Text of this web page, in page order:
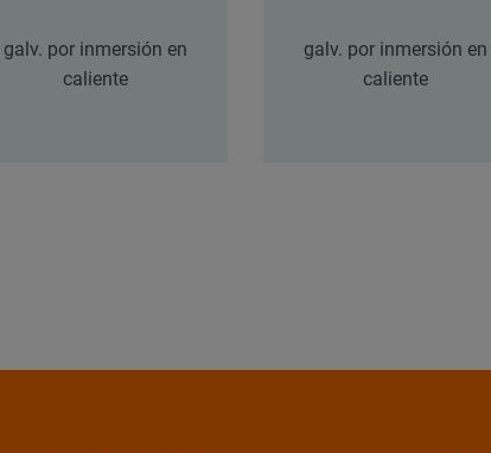
galv. por inmersión en
caliente
galv. por inmersión en
caliente